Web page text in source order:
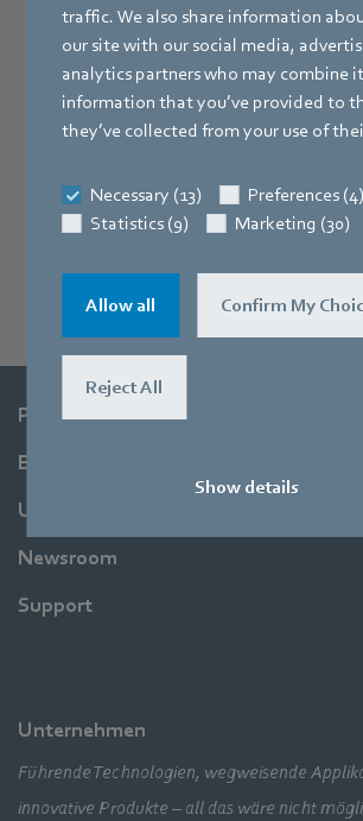
traffic. We also share information
our site with our social media,
analytics partners who may combine
information that you’ve provided to
they’ve collected from your use of
Necessary (13)
Preferences (4)
Statistics (9)
Marketing (30)
Allow all Confirm My
Reject All
Show details
Produkte
Branchen
Unternehmen
Newsroom
Support
Unternehmen
Führende Technologien, wegweisende
innovative Produkte – all das wäre nicht